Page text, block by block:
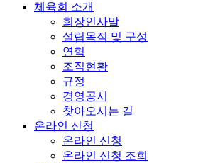
체육회 소개
회장인사말
설립목적 및 구성
연혁
조직현황
규정
경영공시
찾아오시는 길
온라인 신청
온라인 신청
온라인 신청 조회